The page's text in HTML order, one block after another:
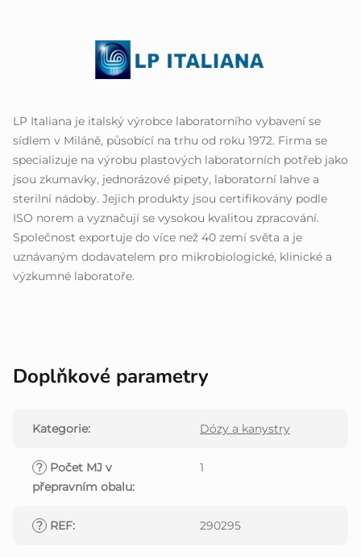
LP Italiana je italský výrobce laboratorního vybavení se
sídlem v Miláně, působící na trhu od roku 1972. Firma se
specializuje na výrobu plastových laboratorních potřeb jako
jsou zkumavky, jednorázové pipety, laboratorní lahve a
sterilní nádoby. Jejich produkty jsou certifikovány podle
ISO norem a vyznačují se vysokou kvalitou zpracování.
Společnost exportuje do více než 40 zemí světa a je
uznávaným dodavatelem pro mikrobiologické, klinické a
výzkumné laboratoře.
Doplňkové parametry
Kategorie: Dózy a kanystry
? Počet MJ v
přepravním obalu:
1
? REF: 290295